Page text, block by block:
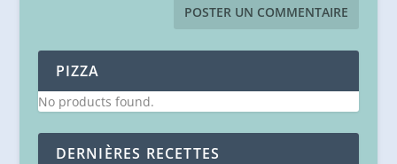
PIZZA
No products found.
DERNIÈRES RECETTES